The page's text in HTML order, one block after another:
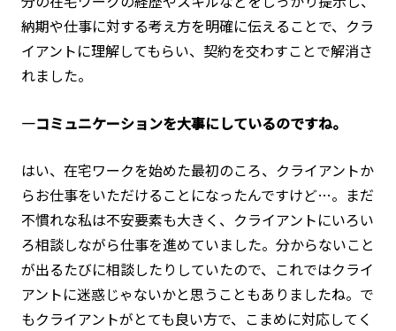
納期や仕事に対する考え方を明確に伝えることで、クラ
イアントに理解してもらい、契約を交わすことで解消さ
れました。
―コミュニケーションを大事にしているのですね。
はい、在宅ワークを始めた最初のころ、クライアントか
らお仕事をいただけることになったんですけど…。まだ
不慣れな私は不安要素も大きく、クライアントにいろい
ろ相談しながら仕事を進めていました。分からないこと
が出るたびに相談したりしていたので、これではクライ
アントに迷惑じゃないかと思うこともありましたね。で
もクライアントがとても良い方で、こまめに対応してく